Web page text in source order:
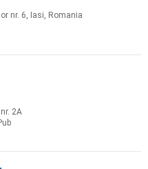
nr. 6, Iasi, Romania
2A